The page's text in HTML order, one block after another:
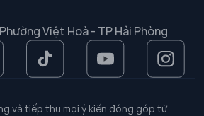
Việt Hoà - TP Hải Phòng
và tiếp thu mọi ý kiến đóng góp từ